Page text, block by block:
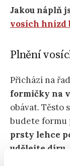
Jakou náplň
vosích hnízd
Plnění
Přichází na
formičky na
obávat. Těsto
budete formu
prsty lehce
udělejte díru.